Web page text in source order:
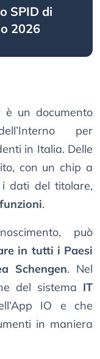
SPID di
2026
è un documento
per
in Italia. Delle
con un chip a
dati del titolare,
.
può
in tutti i Paesi
Schengen. Nel
del sistema IT
IO e che
in maniera